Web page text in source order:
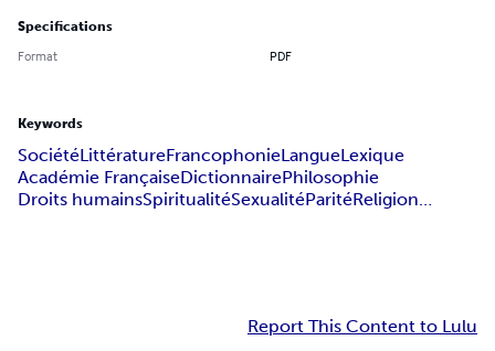
Specifications
Format PDF
Keywords
SociétéLittératureFrancophonieLangueLexique
Académie FrançaiseDictionnairePhilosophie
Droits humainsSpiritualitéSexualitéParitéReligion…
Report This Content to Lulu